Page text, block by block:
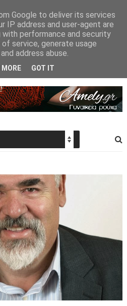
Google to deliver its services
IP address and user-agent are
with performance and security
service, generate usage
address abuse.
MORE GOT IT